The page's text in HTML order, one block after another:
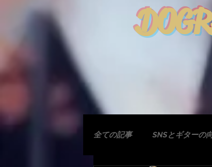
全ての記事 SNSとギターの